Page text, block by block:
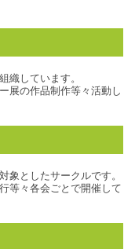
織しています。
展の作品制作等々活動し
象としたサークルです。
等々各会ごとで開催して